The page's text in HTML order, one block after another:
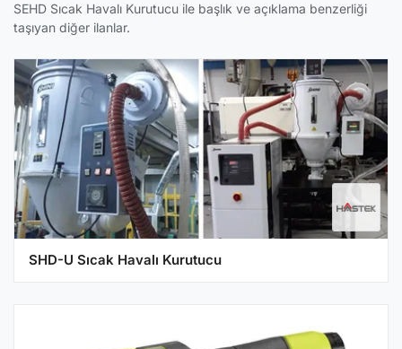
SEHD Sıcak Havalı Kurutucu ile başlık ve açıklama benzerliği
taşıyan diğer ilanlar.
SHD-U Sıcak Havalı Kurutucu